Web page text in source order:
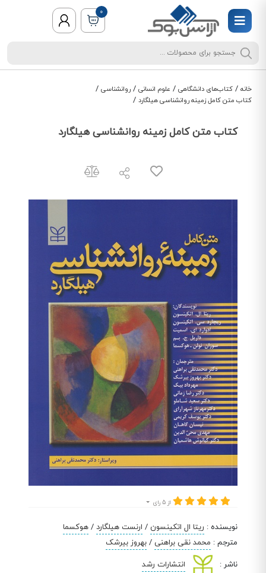
0
خانه / کتاب‌های دانشگاهی / علوم انسانی / روانشناسی /
کتاب متن کامل زمینه روانشناسی هیلگارد /
کتاب متن کامل زمینه روانشناسی هیلگارد
از 5 رای
نویسنده : ریتا ال اتکینسون / ارنست هیلگارد / هوکسما
مترجم : محمد نقی براهنی / بهروز بیرشک
ناشر :
انتشارات رشد